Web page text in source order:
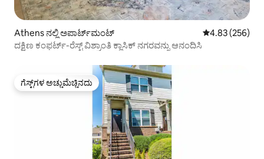
Athens ನಲ್ಲಿ ಅಪಾರ್ಟ್‌ಮಂಟ್ 5 ರಲ್ಲಿ 4.83
4.83 (256)
ದಕ್ಷಿಣ ಕಂಫರ್ಟ್-ರೆಸ್ಟ್ ವಿಶ್ರಾಂತಿ ಕ್ಲಾಸಿಕ್ ನಗರವನ್ನು ಆನಂದಿಸಿ
ಗೆಸ್ಟ್‌ಗಳ ಅಚ್ಚುಮೆಚ್ಚಿನದು
ಗೆಸ್ಟ್‌ಗಳ ಅಚ್ಚುಮೆಚ್ಚಿನದು